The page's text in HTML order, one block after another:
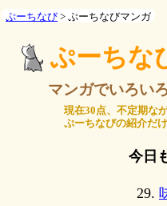
ぷーちなび > ぷーちなびマンガ
ぷーちな
マンガでいろい
現在30点、不定期な
ぷーちなびの紹介だ
今日
29.